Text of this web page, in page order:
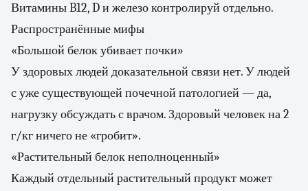
Витамины B12, D и железо контролируй отдельно.
Распространённые мифы
«Большой белок убивает почки»
У здоровых людей доказательной связи нет. У людей
с уже существующей почечной патологией — да,
нагрузку обсуждать с врачом. Здоровый человек на 2
г/кг ничего не «гробит».
«Растительный белок неполноценный»
Каждый отдельный растительный продукт может